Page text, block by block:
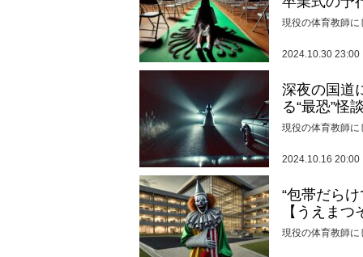
現役の体育教師に
2024.10.30 23:00
深夜の国道
る“最恐”怪
現役の体育教師に
2024.10.16 20:00
“包帯だら
【うえま
現役の体育教師に